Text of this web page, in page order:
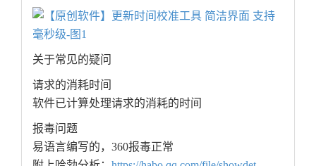
关于常见的疑问
请求的消耗时间
软件已计算处理请求的消耗的时间
报毒问题
易语言编写的，360报毒正常